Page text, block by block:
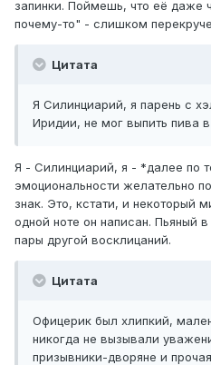
запинки. Поймешь, что её даже
почему-то" - слишком
Цитата
Я Силинциарий, я парень с
Иридии, не мог выпить пива
Я - Силинциарий, я - *далее по
эмоциональности желательно
знак. Это, кстати, и некоторый
одной ноте он написан. Пьяный
пары другой восклицаний.
Цитата
Офицерик был хлипкий,
никогда не вызывали
призывники-дворяне и